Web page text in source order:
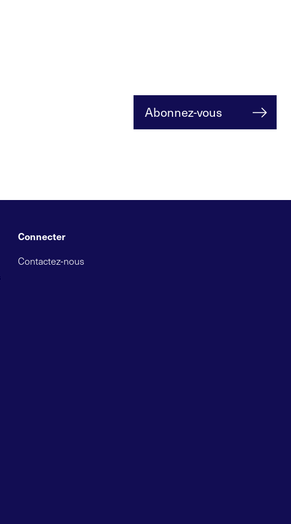
Abonnez-vous
Connecter
Contactez-nous